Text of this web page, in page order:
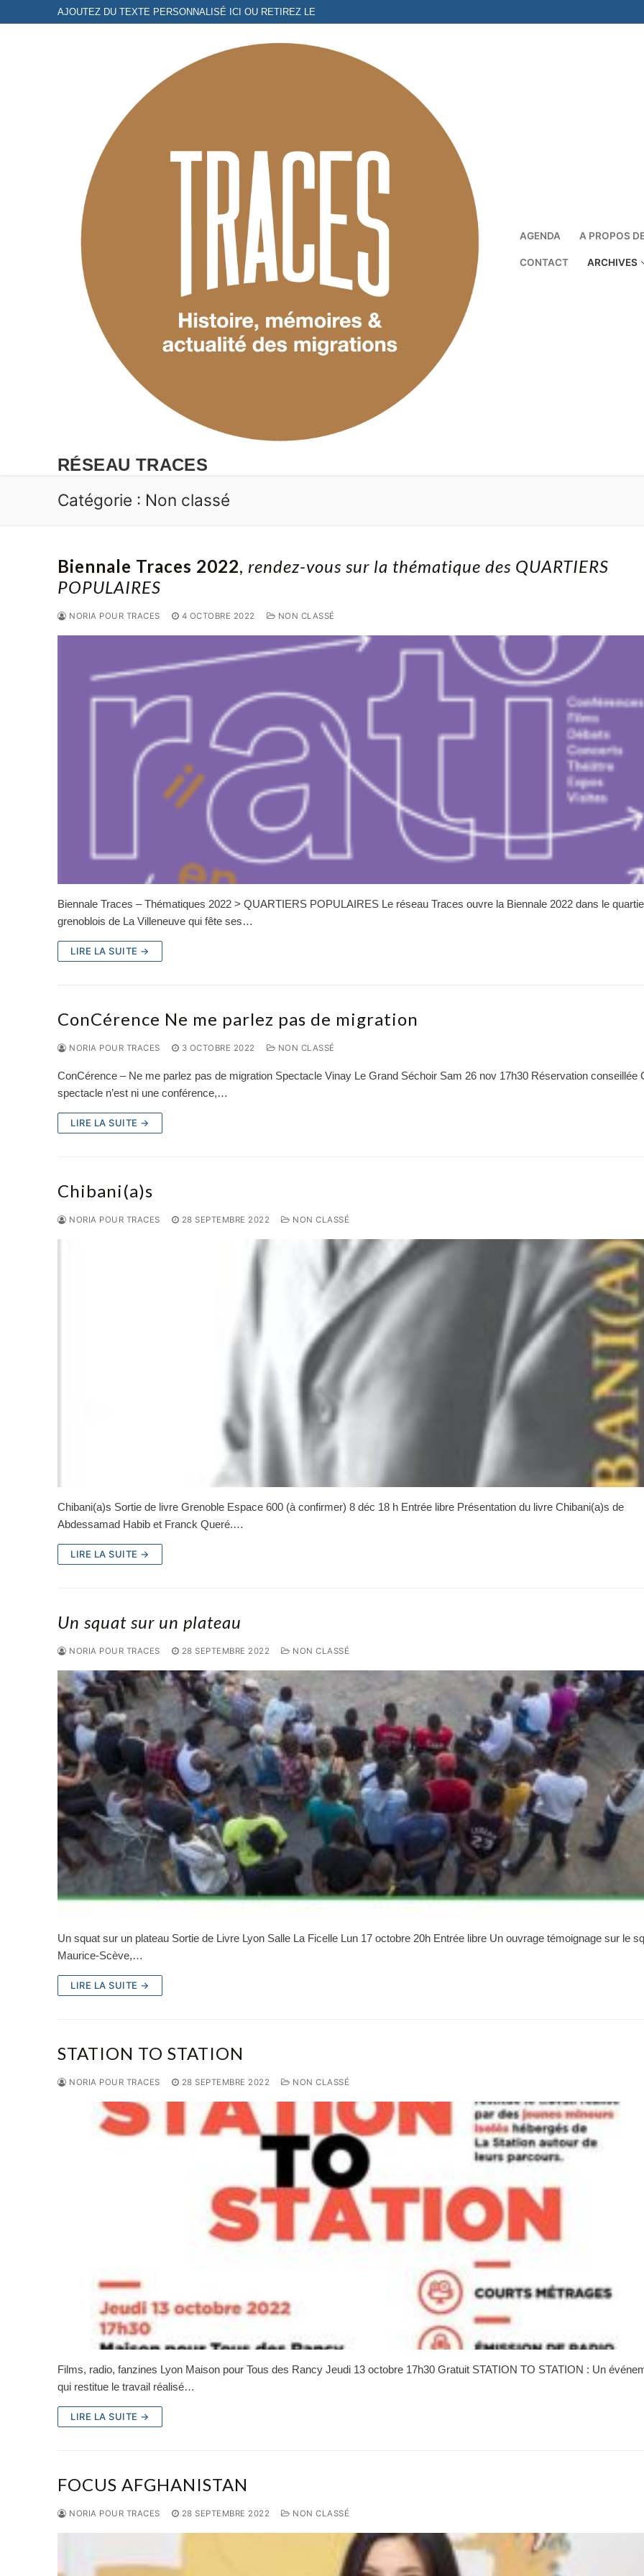
au
AJOUTEZ DU TEXTE PERSONNALISÉ ICI OU RETIREZ LE
RÉSEAU TRACES
AGENDA A PROPOS
CONTACT ARCHIVES
Catégorie : Non classé
Biennale Traces 2022, rendez-vous sur la thématique des QUARTIERS
POPULAIRES
NORIA POUR TRACES 4 OCTOBRE 2022 NON CLASSÉ
Biennale Traces – Thématiques 2022 > QUARTIERS POPULAIRES Le réseau Traces ouvre la Biennale 2022 dans le
grenoblois de La Villeneuve qui fête ses…
LIRE LA SUITE →
ConCérence Ne me parlez pas de migration
NORIA POUR TRACES 3 OCTOBRE 2022 NON CLASSÉ
ConCérence – Ne me parlez pas de migration Spectacle Vinay Le Grand Séchoir Sam 26 nov 17h30 Réservation conseillée
spectacle n’est ni une conférence,…
LIRE LA SUITE →
Chibani(a)s
NORIA POUR TRACES 28 SEPTEMBRE 2022 NON CLASSÉ
Chibani(a)s Sortie de livre Grenoble Espace 600 (à confirmer) 8 déc 18 h Entrée libre Présentation du livre Chibani(a)s de
Abdessamad Habib et Franck Queré.…
LIRE LA SUITE →
Un squat sur un plateau
NORIA POUR TRACES 28 SEPTEMBRE 2022 NON CLASSÉ
Un squat sur un plateau Sortie de Livre Lyon Salle La Ficelle Lun 17 octobre 20h Entrée libre Un ouvrage témoignage sur le
Maurice-Scève,…
LIRE LA SUITE →
STATION TO STATION
NORIA POUR TRACES 28 SEPTEMBRE 2022 NON CLASSÉ
Films, radio, fanzines Lyon Maison pour Tous des Rancy Jeudi 13 octobre 17h30 Gratuit STATION TO STATION : Un
qui restitue le travail réalisé…
LIRE LA SUITE →
FOCUS AFGHANISTAN
NORIA POUR TRACES 28 SEPTEMBRE 2022 NON CLASSÉ